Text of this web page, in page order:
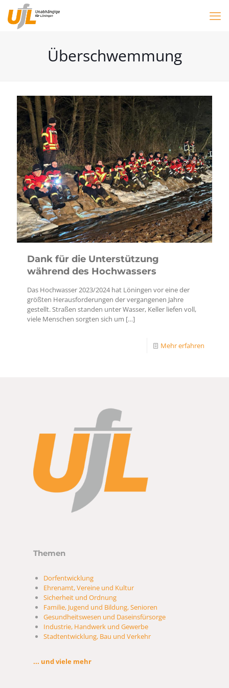
Überschwemmung
Dank für die Unterstützung
während des Hochwassers
Das Hochwasser 2023/2024 hat Löningen vor eine der
größten Herausforderungen der vergangenen Jahre
gestellt. Straßen standen unter Wasser, Keller liefen voll,
viele Menschen sorgten sich um […]
Mehr erfahren
Themen
Dorfentwicklung
Ehrenamt, Vereine und Kultur
Sicherheit und Ordnung
Familie, Jugend und Bildung, Senioren
Gesundheitswesen und Daseinsfürsorge
Industrie, Handwerk und Gewerbe
Stadtentwicklung, Bau und Verkehr
... und viele mehr